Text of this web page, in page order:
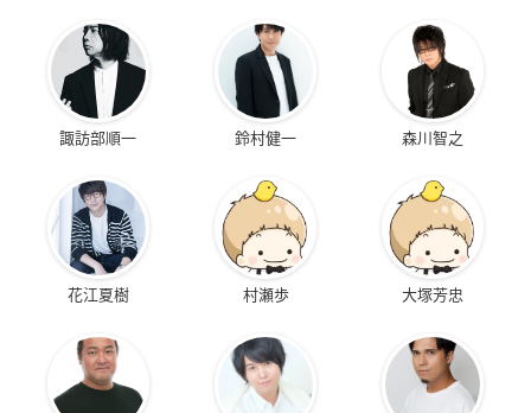
諏訪部順一 鈴村健一 森川智之
花江夏樹 村瀬歩 大塚芳忠